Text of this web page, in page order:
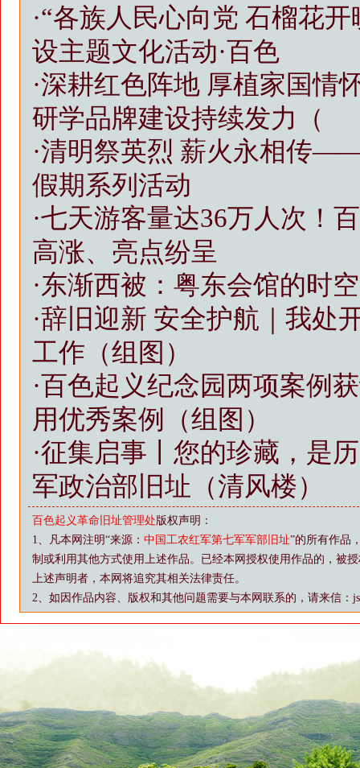
·“各族人民心向党 石榴花
设主题文化活动·百色
·深耕红色阵地 厚植家国
研学品牌建设持续发力（
·清明祭英烈 薪火永相传
假期系列活动
·七天游客量达36万人次！
高涨、亮点纷呈
·东渐西被：粤东会馆的时
·辞旧迎新 安全护航｜我处
工作（组图）
·百色起义纪念园两项案例
用优秀案例（组图）
·征集启事丨您的珍藏，是
军政治部旧址（清风楼）
百色起义革命旧址管理处版权声明：
1、凡本网注明“来源： 中国工农红军第七军军部旧址”的所有作品
制或利用其他方式使用上述作品。已经本网授权使用作品的，被
上述声明者，本网将追究其相关法律责任。
2、如因作品内容、版权和其他问题需要与本网联系的，请来信：